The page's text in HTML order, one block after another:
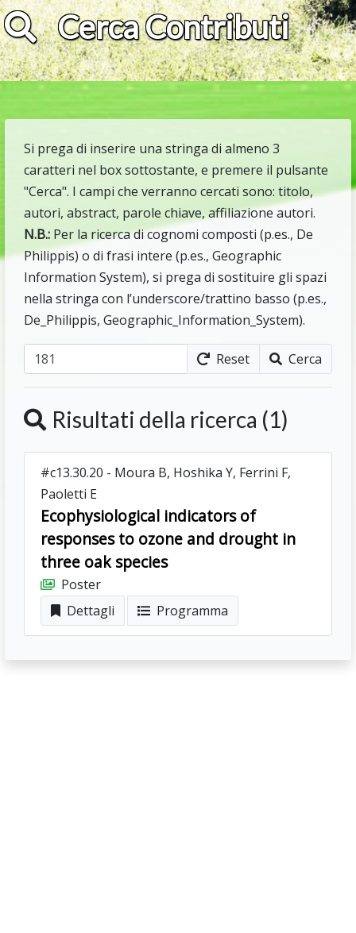
Cerca Contributi
Si prega di inserire una stringa di almeno 3
caratteri nel box sottostante, e premere il pulsante
"Cerca". I campi che verranno cercati sono: titolo,
autori, abstract, parole chiave, affiliazione autori.
N.B.: Per la ricerca di cognomi composti (p.es., De
Philippis) o di frasi intere (p.es., Geographic
Information System), si prega di sostituire gli spazi
nella stringa con l’underscore/trattino basso (p.es.,
De_Philippis, Geographic_Information_System).
Reset Cerca
Risultati della ricerca (1)
#c13.30.20 - Moura B, Hoshika Y, Ferrini F,
Paoletti E
Ecophysiological indicators of
responses to ozone and drought in
three oak species
Poster
Dettagli
Programma